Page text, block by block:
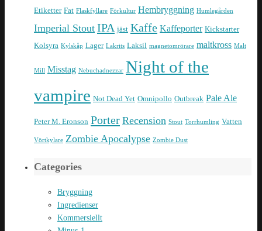
Etiketter Fat Flaskfyllare Förkultur Hembryggning Humlegården
Imperial Stout IPA jäst Kaffe Kaffeporter Kickstarter
Kolsyra Kylskåp Lager Lakrits Laksil magnetomrörare maltkross Malt
Mill Misstag Nebuchadnezzar Night of the
vampire Not Dead Yet Omnipollo Outbreak Pale Ale
Peter M. Eronson Porter Recension Stout Torrhumling Vatten
Vörtkylare Zombie Apocalypse Zombie Dust
Categories
Bryggning
Ingredienser
Kommersiellt